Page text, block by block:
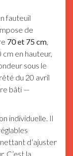
fauteuil
de
70 et 75 cm,
cm en hauteur,
sous le
du 20 avril
bâti —
individuelle. Il
d’ajuster
C’est la